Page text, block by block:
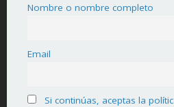
Nombre o nombre completo
Email
Si continúas, aceptas la